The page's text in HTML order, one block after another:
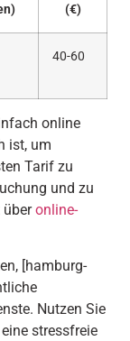
(€)
40-60
online
ist, um
Tarif zu
und zu
überonline-
[hamburg-
Nutzen Sie
stressfreie